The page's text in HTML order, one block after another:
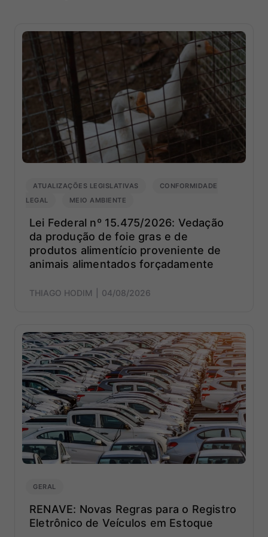
ATUALIZAÇÕES LEGISLATIVAS
CONFORMIDADE
LEGAL
MEIO AMBIENTE
Lei Federal nº 15.475/2026: Vedação
da produção de foie gras e de
produtos alimentício proveniente de
animais alimentados forçadamente
THIAGO HODIM 04/08/2026
GERAL
RENAVE: Novas Regras para o Registro
Eletrônico de Veículos em Estoque